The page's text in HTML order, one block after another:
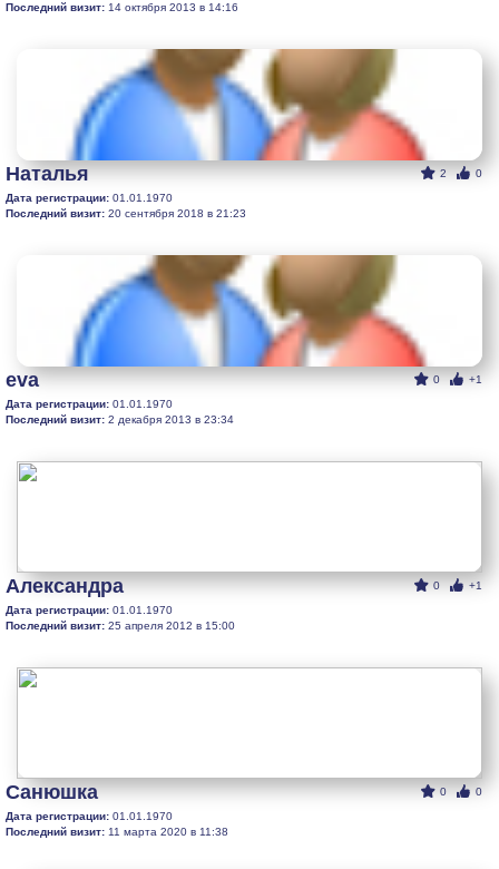
Последний визит: 14 октября 2013 в 14:16
2 0
Наталья
Дата регистрации: 01.01.1970
Последний визит: 20 сентября 2018 в 21:23
0 +1
eva
Дата регистрации: 01.01.1970
Последний визит: 2 декабря 2013 в 23:34
0 +1
Александра
Дата регистрации: 01.01.1970
Последний визит: 25 апреля 2012 в 15:00
0 0
Санюшка
Дата регистрации: 01.01.1970
Последний визит: 11 марта 2020 в 11:38